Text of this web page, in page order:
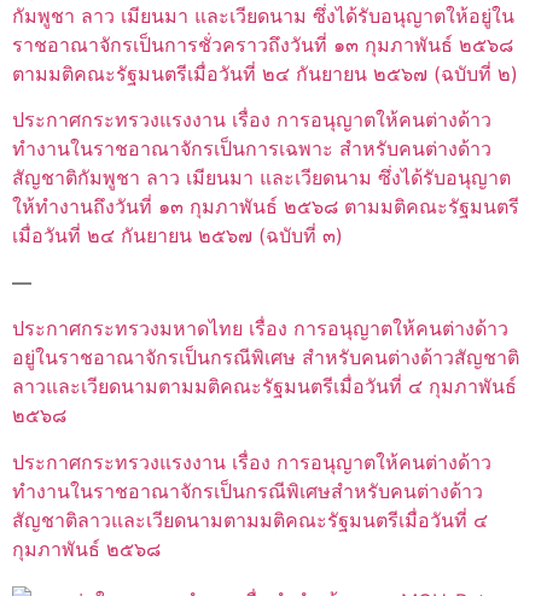
กัมพูชา ลาว เมียนมา และเวียดนาม ซึ่งได้รับอนุญาตให้อยู่ใน
ราชอาณาจักรเป็นการชั่วคราวถึงวันที่ ๑๓ กุมภาพันธ์ ๒๕๖๘
ตามมติคณะรัฐมนตรีเมื่อวันที่ ๒๔ กันยายน ๒๕๖๗ (ฉบับที่ ๒)
ประกาศกระทรวงแรงงาน เรื่อง การอนุญาตให้คนต่างด้าว
ทำงานในราชอาณาจักรเป็นการเฉพาะ สำหรับคนต่างด้าว
สัญชาติกัมพูชา ลาว เมียนมา และเวียดนาม ซึ่งได้รับอนุญาต
ให้ทำงานถึงวันที่ ๑๓ กุมภาพันธ์ ๒๕๖๘ ตามมติคณะรัฐมนตรี
เมื่อวันที่ ๒๔ กันยายน ๒๕๖๗ (ฉบับที่ ๓)
—
ประกาศกระทรวงมหาดไทย เรื่อง การอนุญาตให้คนต่างด้าว
อยู่ในราชอาณาจักรเป็นกรณีพิเศษ สำหรับคนต่างด้าวสัญชาติ
ลาวและเวียดนามตามมติคณะรัฐมนตรีเมื่อวันที่ ๔ กุมภาพันธ์
๒๕๖๘
ประกาศกระทรวงแรงงาน เรื่อง การอนุญาตให้คนต่างด้าว
ทำงานในราชอาณาจักรเป็นกรณีพิเศษสำหรับคนต่างด้าว
สัญชาติลาวและเวียดนามตามมติคณะรัฐมนตรีเมื่อวันที่ ๔
กุมภาพันธ์ ๒๕๖๘